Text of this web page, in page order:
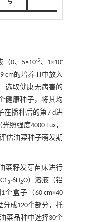
（0、5×10-5、1×10-
cm的培养皿中放入
选取健康无病害的
健康种子，将其均
在播种后的第7 d进
照强度4000 Lux，
估油菜种子萌发期
菜籽发芽苗床进行
3·6H2O）溶液（铝
个盒子（60 cm×40
分成120个部分，托
菜品种中选择30个